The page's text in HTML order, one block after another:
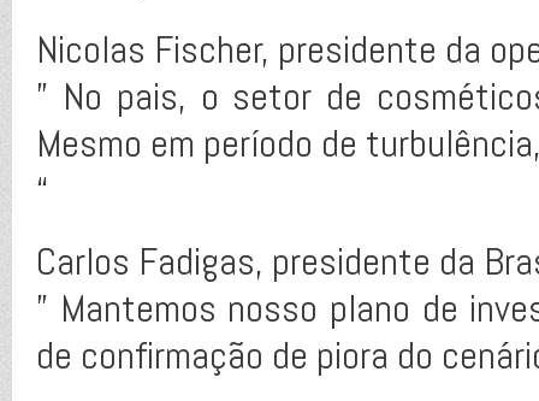
Nicolas Fischer, presidente da
” No pais, o setor de
Mesmo em período de
“
Carlos Fadigas, presidente da
” Mantemos nosso plano de
de confirmação de piora do